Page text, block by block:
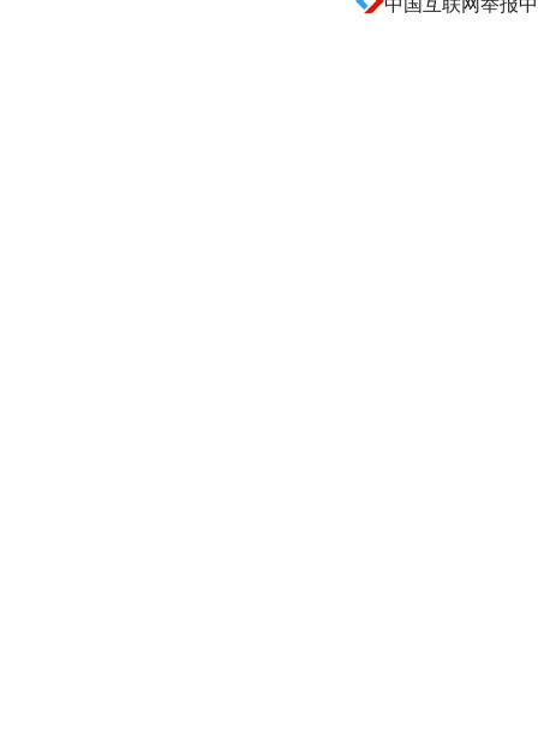
中国互联网举报